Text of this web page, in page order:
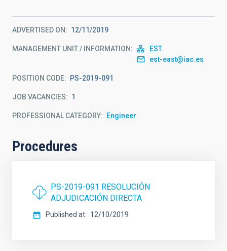
ADVERTISED ON 12/11/2019
MANAGEMENT UNIT / INFORMATION
EST
est-east@iac.es
POSITION CODE PS-2019-091
JOB VACANCIES 1
PROFESSIONAL CATEGORY Engineer
Procedures
PS-2019-091 RESOLUCIÓN
ADJUDICACIÓN DIRECTA
Published at 12/10/2019